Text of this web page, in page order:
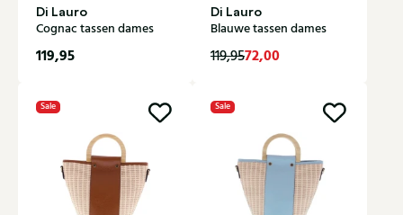
Di Lauro
Cognac tassen dames
119,95
Di Lauro
Blauwe tassen dames
119,9572,00
Sale Sale